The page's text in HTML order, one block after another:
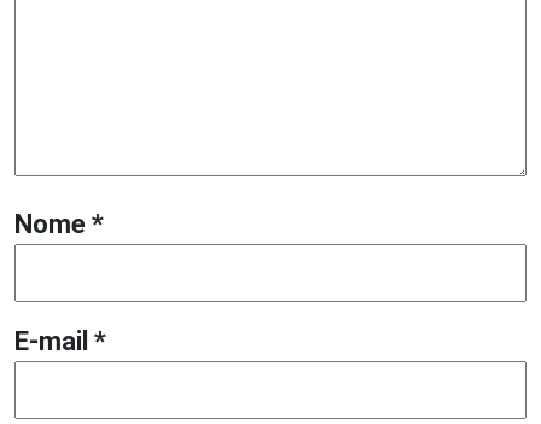
Nome *
E-mail *